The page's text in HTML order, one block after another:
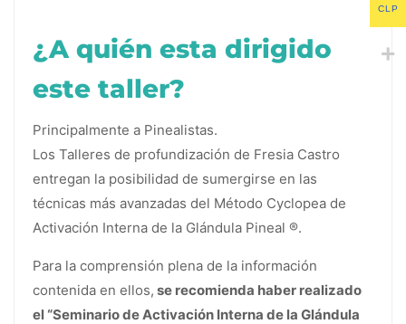
¿A quién esta dirigido
este taller?
Principalmente a Pinealistas.
Los Talleres de profundización de Fresia Castro
entregan la posibilidad de sumergirse en las
técnicas más avanzadas del Método Cyclopea de
Activación Interna de la Glándula Pineal ®.
Para la comprensión plena de la información
contenida en ellos, se recomienda haber realizado
el “Seminario de Activación Interna de la Glándula
CLP